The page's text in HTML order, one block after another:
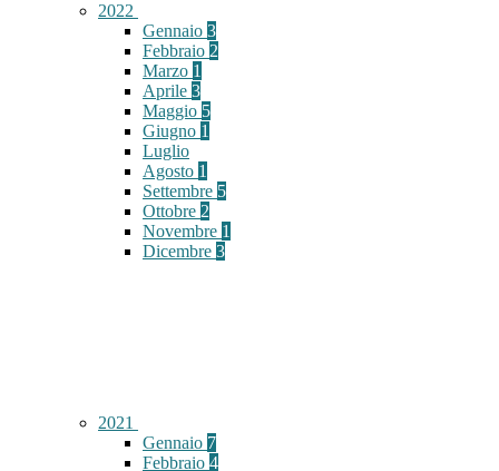
2022
Gennaio 3
Febbraio 2
Marzo 1
Aprile 3
Maggio 5
Giugno 1
Luglio
Agosto 1
Settembre 5
Ottobre 2
Novembre 1
Dicembre 3
2021
Gennaio 7
Febbraio 4